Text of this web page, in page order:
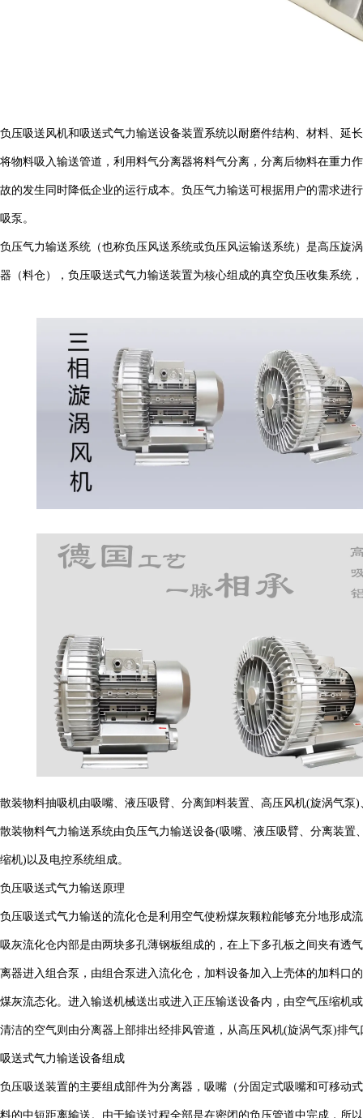
负压吸送风机和吸送式气力输送设备装置系统以耐磨件结构、材料、延
将物料吸入输送管道，利用料气分离器将料气分离，分离后物料在重力
故的发生同时降低企业的运行成本。负压气力输送可根据用户的需求进
吸泵。
负压气力输送系统（也称负压风送系统或负压风运输送系统）是高压旋
器（料仓），负压吸送式气力输送装置为核心组成的真空负压收集系统
散装物料抽吸机由吸嘴、液压吸臂、分离卸料装置、高压风机(旋涡气
散装物料气力输送系统由负压气力输送设备(吸嘴、液压吸臂、分离装
缩机)以及电控系统组成。
负压吸送式气力输送原理
负压吸送式气力输送的流化仓是利用空气使粉煤灰颗粒能够充分地形成
吸灰流化仓内部是由两块多孔薄钢板组成的，在上下多孔板之间夹有透
离器进入组合泵，由组合泵进入流化仓，加料设备加入上壳体的加料口
煤灰流态化。进入输送机械送出或进入正压输送设备内，由空气压缩机
清洁的空气则由分离器上部排出经排风管道，从高压风机(旋涡气泵)排气
吸送式气力输送设备组成
负压吸送装置的主要组成部件为分离器，吸嘴（分固定式吸嘴和可移动
料的中短距离输送。由于输送过程全部是在密闭的负压管道中完成，所